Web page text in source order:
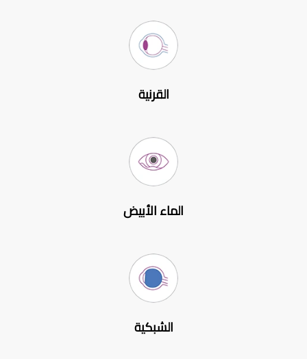
القرنية
الماء الأبيض
الشبكية